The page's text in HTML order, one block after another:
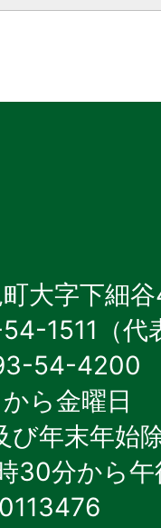
大字下細谷
1511（代
54-4200
ら金曜日
び年末年始
30分から午